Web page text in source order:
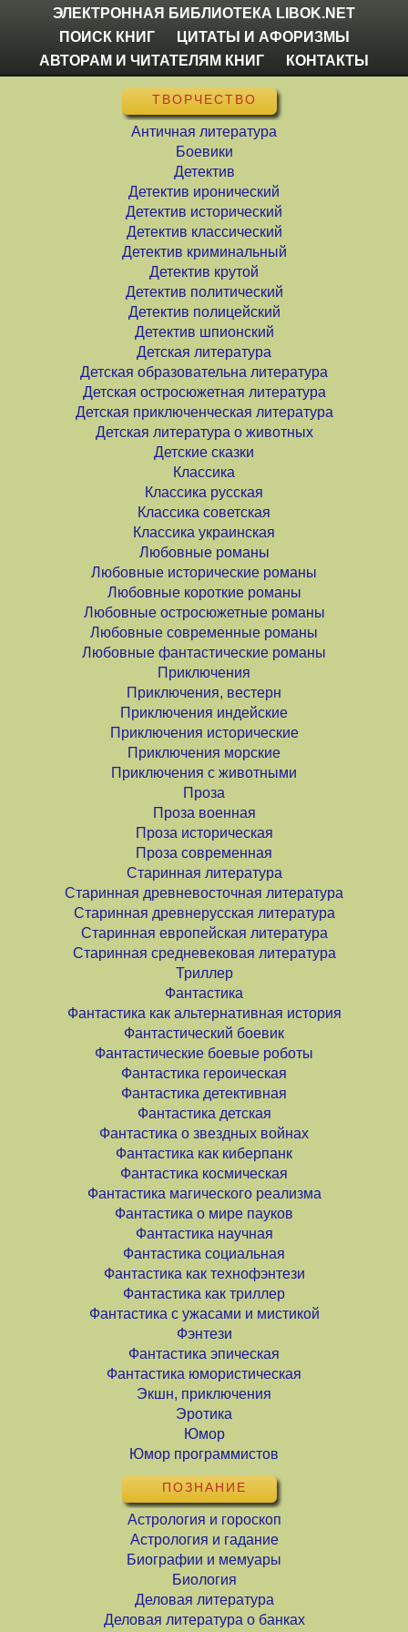
ЭЛЕКТРОННАЯ БИБЛИОТЕКА LIBOK.NET
ПОИСК КНИГ
ЦИТАТЫ И АФОРИЗМЫ
АВТОРАМ И ЧИТАТЕЛЯМ КНИГ
КОНТАКТЫ
ТВОРЧЕСТВО
Античная литература
Боевики
Детектив
Детектив иронический
Детектив исторический
Детектив классический
Детектив криминальный
Детектив крутой
Детектив политический
Детектив полицейский
Детектив шпионский
Детская литература
Детская образовательна литература
Детская остросюжетная литература
Детская приключенческая литература
Детская литература о животных
Детские сказки
Классика
Классика русская
Классика советская
Классика украинская
Любовные романы
Любовные исторические романы
Любовные короткие романы
Любовные остросюжетные романы
Любовные современные романы
Любовные фантастические романы
Приключения
Приключения, вестерн
Приключения индейские
Приключения исторические
Приключения морские
Приключения с животными
Проза
Проза военная
Проза историческая
Проза современная
Старинная литература
Старинная древневосточная литература
Старинная древнерусская литература
Старинная европейская литература
Старинная средневековая литература
Триллер
Фантастика
Фантастика как альтернативная история
Фантастический боевик
Фантастические боевые роботы
Фантастика героическая
Фантастика детективная
Фантастика детская
Фантастика о звездных войнах
Фантастика как киберпанк
Фантастика космическая
Фантастика магического реализма
Фантастика о мире пауков
Фантастика научная
Фантастика социальная
Фантастика как технофэнтези
Фантастика как триллер
Фантастика с ужасами и мистикой
Фэнтези
Фантастика эпическая
Фантастика юмористическая
Экшн, приключения
Эротика
Юмор
Юмор программистов
ПОЗНАНИЕ
Астрология и гороскоп
Астрология и гадание
Биографии и мемуары
Биология
Деловая литература
Деловая литература о банках